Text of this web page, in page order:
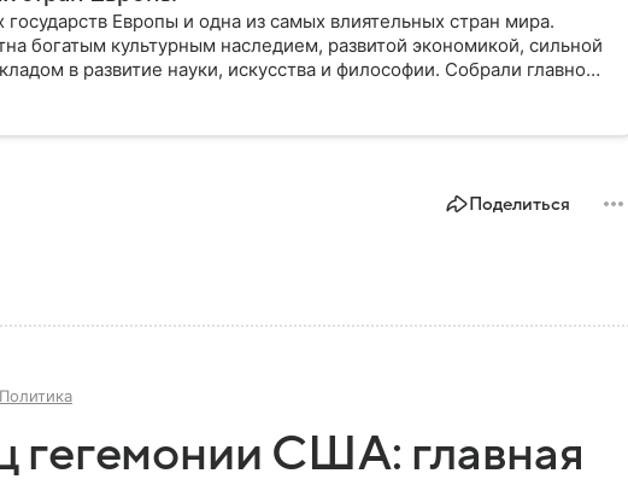
Европы и одна из самых влиятельных стран мира.
богатым культурным наследием, развитой экономикой, сильной
в развитие науки, искусства и философии. Собрали главное
Поделиться
Политика
гегемонии США: главная